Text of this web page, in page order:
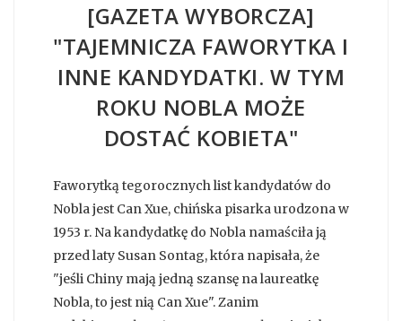
[GAZETA WYBORCZA]
"TAJEMNICZA FAWORYTKA I
INNE KANDYDATKI. W TYM
ROKU NOBLA MOŻE
DOSTAĆ KOBIETA"
Faworytką tegorocznych list kandydatów do
Nobla jest Can Xue, chińska pisarka urodzona w
1953 r. Na kandydatkę do Nobla namaściła ją
przed laty Susan Sontag, która napisała, że
"jeśli Chiny mają jedną szansę na laureatkę
Nobla, to jest nią Can Xue". Zanim